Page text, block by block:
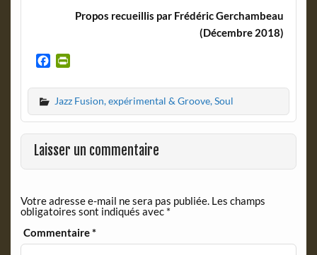
Propos recueillis par Frédéric Gerchambeau
(Décembre 2018)
c
e
b
o
o
k
i
n
t
F
r
e
d
l
y
Jazz Fusion, expérimental & Groove, Soul
Laisser un commentaire
Votre adresse e-mail ne sera pas publiée. Les champs
obligatoires sont indiqués avec *
Commentaire*